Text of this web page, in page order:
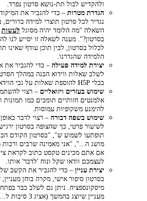
ולהקדיש לכול תת-נושא סרטון נפרד.
הגדרת מטרות – כדי להגביר את
נגדיר לכל סרטון תוצרי למידה
השאלה "מה הלומד יהיה מסוגל לעשות
בסרטון?". מענה לשאלה זו יסייע לנו
לכלול בסרטון, לבין תוכן עודף שאינו
הלמידה שהגדרנו.
יצירת למידה פעילה – כדי להגביר את
לשלב שאלות ווידוא הבנה במהלך
בכלי H5P להוספת שאלות על גבי הוידאו (
שימוש בעזרים ויזואליים – רצוי
אלמנטים חזותיים תומכים כמו
להימנע משקופיות עמוסות.
שימוש בשפה דבורה – רצוי לדבר
לשיעור פרטי, כך שהצופה בסרטון
תופתעו לשמוע ש", "בסרטון הקודם
מושג ה...", "אני מאמינה שרבים
אם אתם מכינים טקסט כתוב לקראת
לעצמכם וודאו שקל ונוח 'לדבר' אותו.
יצירת עניין – כדי להגביר את הקשב
בסרטון סיפור אישי, מקרה בוחן
מיסקונספציה. ניתן גם לשלב כבר